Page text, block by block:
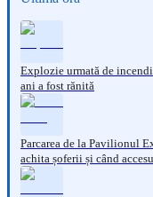
Explozie urmată de
ani a fost rănită
Parcarea de la Pavilionul
achita șoferii și când